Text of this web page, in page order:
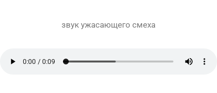
звук ужасающего смеха